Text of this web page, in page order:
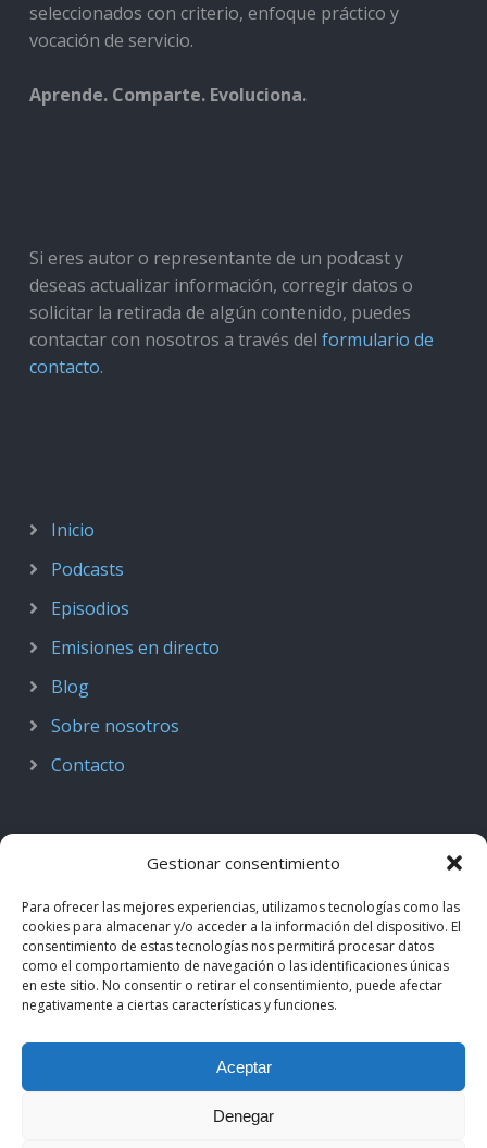
Gestionar consentimiento
Para ofrecer las mejores experiencias, utilizamos tecnologías como las
cookies para almacenar y/o acceder a la información del dispositivo. El
consentimiento de estas tecnologías nos permitirá procesar datos
como el comportamiento de navegación o las identificaciones únicas
en este sitio. No consentir o retirar el consentimiento, puede afectar
negativamente a ciertas características y funciones.
Aceptar
Denegar
seleccionados con criterio, enfoque práctico y
vocación de servicio.
Aprende. Comparte. Evoluciona.
Si eres autor o representante de un podcast y
deseas actualizar información, corregir datos o
solicitar la retirada de algún contenido, puedes
contactar con nosotros a través del formulario de
contacto.
Inicio
Podcasts
Episodios
Emisiones en directo
Blog
Sobre nosotros
Contacto
Podcast de Medicina · by casiMedicos
Radio casiMedicos
. Los contenidos pertenecen a sus
autores originales y se muestran mediante